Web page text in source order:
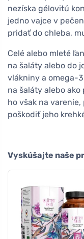
nezíska gélovitú
jedno vajce v
pridať do chleba,
Celé alebo mleté
na šaláty alebo do
vlákniny a omega-
na šaláty alebo
ho však na
poškodiť jeho
Vyskúšajte naše